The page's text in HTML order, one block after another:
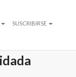
SUSCRIBIRSE